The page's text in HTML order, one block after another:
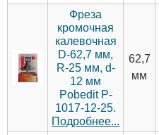
Фреза
кромочная
калевочная
D-62,7 мм,
R-25 мм, d-
12 мм
Pobedit P-
1017-12-25.
Подробнее...
62,7
мм